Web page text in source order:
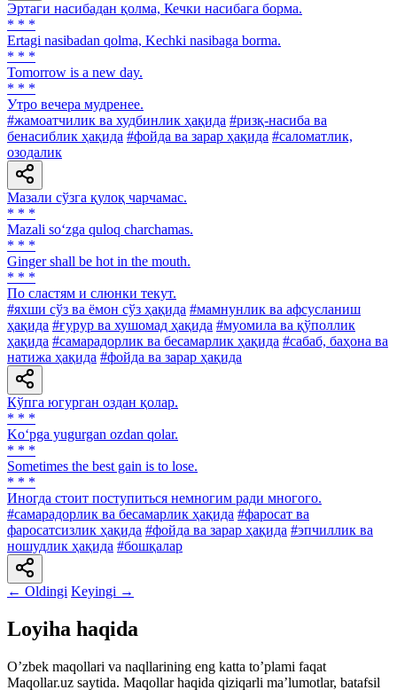
Эртаги насибадан қолма, Кечки насибага борма.
* * *
Ertagi nasibadan qolma, Kechki nasibaga borma.
* * *
Tomorrow is a new day.
* * *
Утро вечера мудренее.
#жамоатчилик ва худбинлик ҳақида #ризқ-насиба ва
бенасиблик ҳақида #фойда ва зарар ҳақида #саломатлик,
озодалик
Мазали сўзга қулоқ чарчамас.
* * *
Mazali so‘zga quloq charchamas.
* * *
Ginger shall be hot in the mouth.
* * *
По сластям и слюнки текут.
#яхши сўз ва ёмон сўз ҳақида #мамнунлик ва афсусланиш
ҳақида #ғурур ва хушомад ҳақида #муомила ва қўполлик
ҳақида #самарадорлик ва бесамарлик ҳақида #сабаб, баҳона ва
натижа ҳақида #фойда ва зарар ҳақида
Кўпга югурган оздан қолар.
* * *
Ko‘pga yugurgan ozdan qolar.
* * *
Sometimes the best gain is to lose.
* * *
Иногда стоит поступиться немногим ради многого.
#самарадорлик ва бесамарлик ҳақида #фаросат ва
фаросатсизлик ҳақида #фойда ва зарар ҳақида #эпчиллик ва
ношудлик ҳақида #бошқалар
← Oldingi Keyingi →
Loyiha haqida
Oʼzbek maqollari va naqllarining eng katta toʼplami faqat
Maqollar.uz saytida. Maqollar haqida qiziqarli maʼlumotlar, batafsil